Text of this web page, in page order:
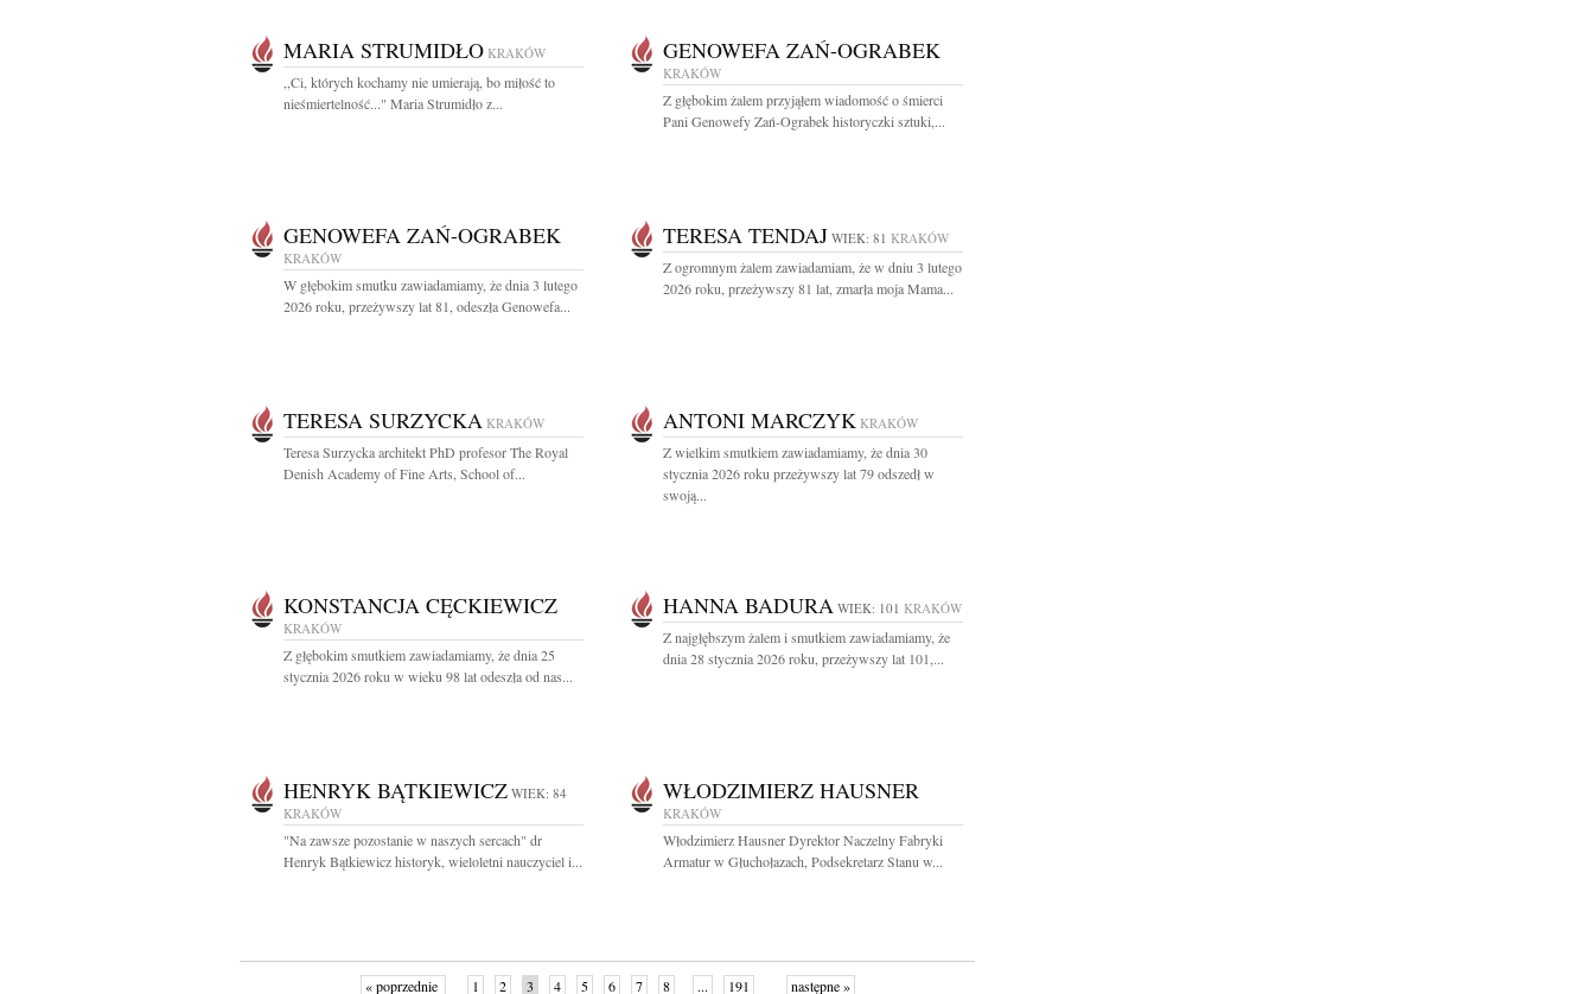
MARIA STRUMIDŁO KRAKÓW
,,Ci, których kochamy nie umierają, bo miłość to
nieśmiertelność..." Maria Strumidło z...
GENOWEFA ZAŃ-OGRABEK
KRAKÓW
Z głębokim żalem przyjąłem wiadomość o śmierci
Pani Genowefy Zań-Ograbek historyczki sztuki,...
GENOWEFA ZAŃ-OGRABEK
KRAKÓW
W głębokim smutku zawiadamiamy, że dnia 3 lutego
2026 roku, przeżywszy lat 81, odeszła Genowefa...
TERESA TENDAJ WIEK: 81 KRAKÓW
Z ogromnym żalem zawiadamiam, że w dniu 3 lutego
2026 roku, przeżywszy 81 lat, zmarła moja Mama...
TERESA SURZYCKA KRAKÓW
Teresa Surzycka architekt PhD profesor The Royal
Denish Academy of Fine Arts, School of...
ANTONI MARCZYK KRAKÓW
Z wielkim smutkiem zawiadamiamy, że dnia 30
stycznia 2026 roku przeżywszy lat 79 odszedł w
swoją...
KONSTANCJA CĘCKIEWICZ
KRAKÓW
Z głębokim smutkiem zawiadamiamy, że dnia 25
stycznia 2026 roku w wieku 98 lat odeszła od nas...
HANNA BADURA WIEK: 101 KRAKÓW
Z najgłębszym żalem i smutkiem zawiadamiamy, że
dnia 28 stycznia 2026 roku, przeżywszy lat 101,...
HENRYK BĄTKIEWICZ WIEK: 84
KRAKÓW
"Na zawsze pozostanie w naszych sercach" dr
Henryk Bątkiewicz historyk, wieloletni nauczyciel i...
WŁODZIMIERZ HAUSNER
KRAKÓW
Włodzimierz Hausner Dyrektor Naczelny Fabryki
Armatur w Głuchołazach, Podsekretarz Stanu w...
« poprzednie 1 2 3 4 5 6 7 8 ... 191 następne »